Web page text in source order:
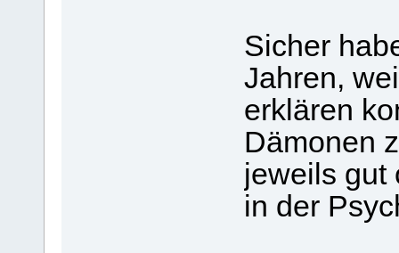
Sicher
Jahren,
erklären
Dämonen
jeweils gut
in der